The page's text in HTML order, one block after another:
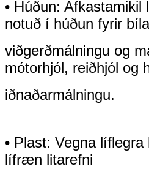
• Húðun:
notuð í húðun fyrir
viðgerðmálningu og
mótorhjól, reiðhjól og
iðnaðarmálningu.
• Plast: Vegna
lífræn litarefni